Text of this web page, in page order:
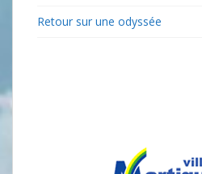
Retour sur une odyssée